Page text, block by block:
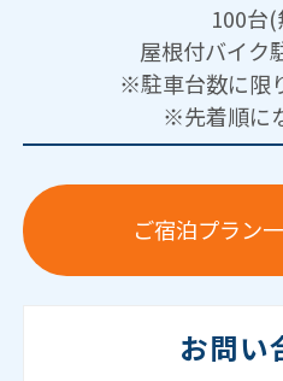
100台
屋根付バイク
※駐車台数に限
※先着順に
ご宿泊プラン
お問い